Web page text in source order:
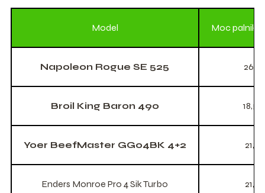
Model Moc
Napoleon Rogue SE 525
Broil King Baron 490
Yoer BeefMaster GG04BK 4+2
Enders Monroe Pro 4 Sik Turbo